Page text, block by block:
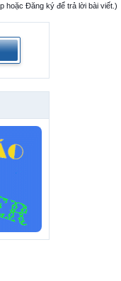
hoặc Đăng ký để trả lời bài viết.)